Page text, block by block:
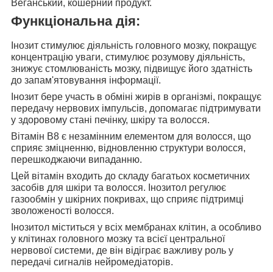
Веганський, кошерний продукт.
Функціональна дія:
Інозит стимулює діяльність головного мозку, покращує
концентрацію уваги, стимулює розумову діяльність,
знижує стомлюваність мозку, підвищує його здатність
до запам'ятовування інформації.
Інозит бере участь в обміні жирів в організмі, покращує
передачу нервових імпульсів, допомагає підтримувати
у здоровому стані печінку, шкіру та волосся.
Вітамін B8 є незамінним елементом для волосся, що
сприяє зміцненню, відновленню структури волосся,
перешкоджаючи випаданню.
Цей вітамін входить до складу багатьох косметичних
засобів для шкіри та волосся. Інозитол регулює
газообмін у шкірних покривах, що сприяє підтримці
зволоженості волосся.
Інозитол міститься у всіх мембранах клітин, а особливо
у клітинах головного мозку та всієї центральної
нервової системи, де він відіграє важливу роль у
передачі сигналів нейромедіаторів.